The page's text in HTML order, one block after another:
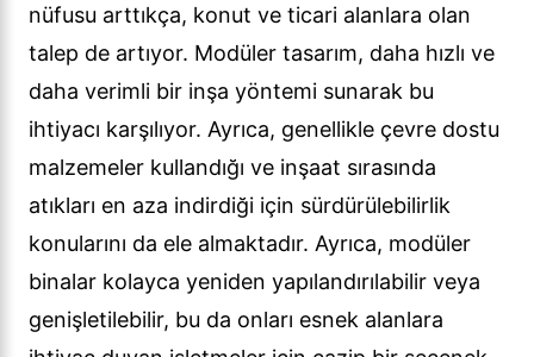
nüfusu arttıkça, konut ve ticari alanlara olan
talep de artıyor. Modüler tasarım, daha hızlı ve
daha verimli bir inşa yöntemi sunarak bu
ihtiyacı karşılıyor. Ayrıca, genellikle çevre dostu
malzemeler kullandığı ve inşaat sırasında
atıkları en aza indirdiği için sürdürülebilirlik
konularını da ele almaktadır. Ayrıca, modüler
binalar kolayca yeniden yapılandırılabilir veya
genişletilebilir, bu da onları esnek alanlara